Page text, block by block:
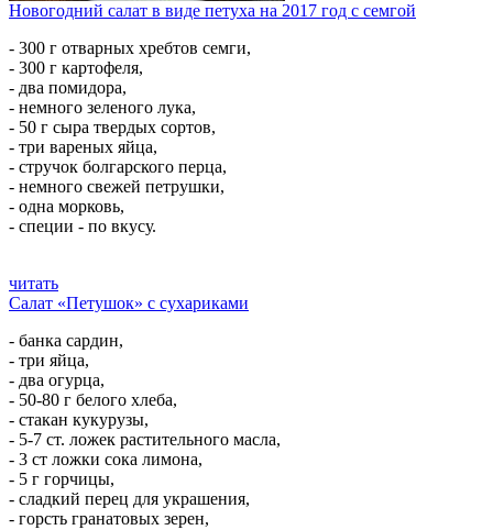
Новогодний салат в виде петуха на 2017 год с семгой
- 300 г отварных хребтов семги,
- 300 г картофеля,
- два помидора,
- немного зеленого лука,
- 50 г сыра твердых сортов,
- три вареных яйца,
- стручок болгарского перца,
- немного свежей петрушки,
- одна морковь,
- специи - по вкусу.
читать
Салат «Петушок» с сухариками
- банка сардин,
- три яйца,
- два огурца,
- 50-80 г белого хлеба,
- стакан кукурузы,
- 5-7 ст. ложек растительного масла,
- 3 ст ложки сока лимона,
- 5 г горчицы,
- сладкий перец для украшения,
- горсть гранатовых зерен,